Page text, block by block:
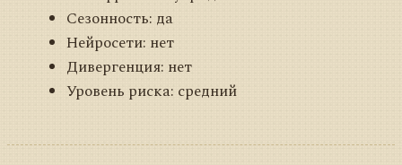
Сезонность: да
Нейросети: нет
Дивергенция: нет
Уровень риска: средний